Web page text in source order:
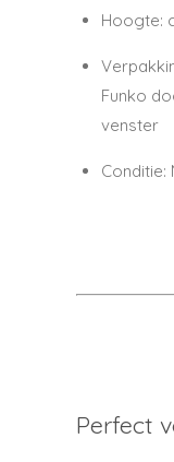
Hoogte:
Funko
venster
Conditie:
Perfect